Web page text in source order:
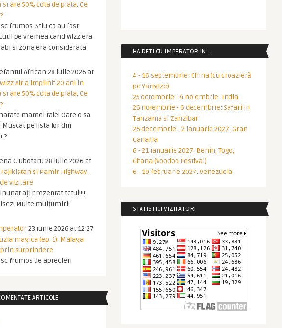
are 50% cota de piata. Ce
frumos. Stiu ca au fost
pe vremea cand Wizz era
si zona era considerata
African 28 iulie 2026 at
Wizz Air a implinit 20 ani in
are 50% cota de piata. Ce
mamei tale! Oare o sa
Muscat pe lista lor din
?
Ciubotaru 28 iulie 2026 at
Tajikistan si Pamir Highway.
vizitare
ați prezentat totul!!!!
Multe mulțumiri!
23 iunie 2026 at 12:27
magica (ep. 1). Malaga
surprindere
frumos de aprecieri
ARTICOLE
HAIDETI CU IMPERATOR IN …
4 - 16 septembrie: China (cu croazieră
pe Yangtze)
25 octombrie - 4 noiembrie: India
26 noiembrie - 6 decembrie: Safari in
Tanzania si Zanzibar
26 decembrie - 2 ianuarie 2027: Gran
Canaria
6 - 21 ianuarie 2027: Benin, Togo,
Ghana (Voodoo Festival)
6 - 19 februarie 2027: Venezuela
STATISTICI VIZITATORI